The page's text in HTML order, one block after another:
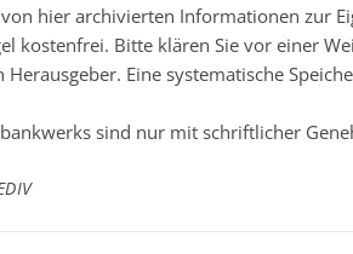
hier archivierten Informationen zur
kostenfrei. Bitte klären Sie vor einer
Herausgeber. Eine systematische
sind nur mit schriftlicher